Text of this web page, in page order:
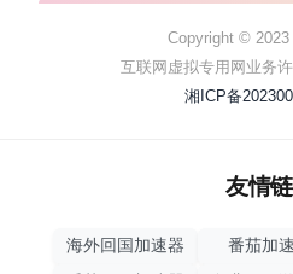
Copyright © 2023
互联网虚拟专用网业务
湘ICP备
友情
海外回国加速器 番茄加